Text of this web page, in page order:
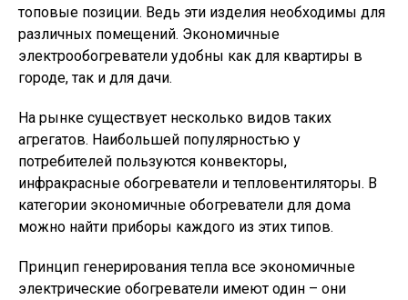
топовые позиции. Ведь эти изделия необходимы для
различных помещений. Экономичные
электрообогреватели удобны как для квартиры в
городе, так и для дачи.
На рынке существует несколько видов таких
агрегатов. Наибольшей популярностью у
потребителей пользуются конвекторы,
инфракрасные обогреватели и тепловентиляторы. В
категории экономичные обогреватели для дома
можно найти приборы каждого из этих типов.
Принцип генерирования тепла все экономичные
электрические обогреватели имеют один – они